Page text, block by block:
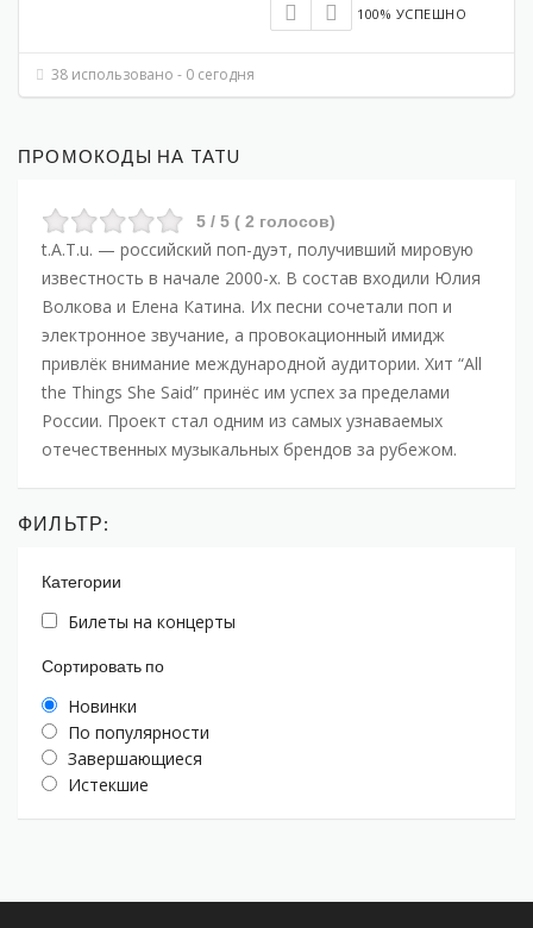
100% УСПЕШНО
38 использовано - 0 сегодня
ПРОМОКОДЫ НА TATU
5 / 5 ( 2 голосов)
t.A.T.u. — российский поп-дуэт, получивший мировую
известность в начале 2000-х. В состав входили Юлия
Волкова и Елена Катина. Их песни сочетали поп и
электронное звучание, а провокационный имидж
привлёк внимание международной аудитории. Хит “All
the Things She Said” принёс им успех за пределами
России. Проект стал одним из самых узнаваемых
отечественных музыкальных брендов за рубежом.
ФИЛЬТР:
Категории
Билеты на концерты
Сортировать по
Новинки
По популярности
Завершающиеся
Истекшие